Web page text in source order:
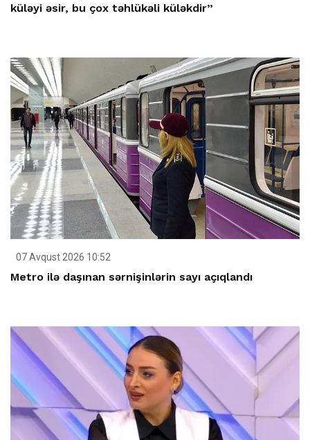
küləyi əsir, bu çox təhlükəli küləkdir”
07 Avqust 2026 10:52
Metro ilə daşınan sərnişinlərin sayı açıqlandı